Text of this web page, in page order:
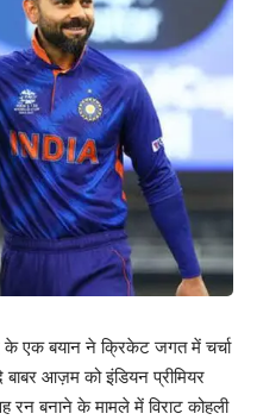
के एक बयान ने क्रिकेट जगत में चर्चा
बाबर आज़म को इंडियन प्रीमियर
रन बनाने के मामले में विराट कोहली